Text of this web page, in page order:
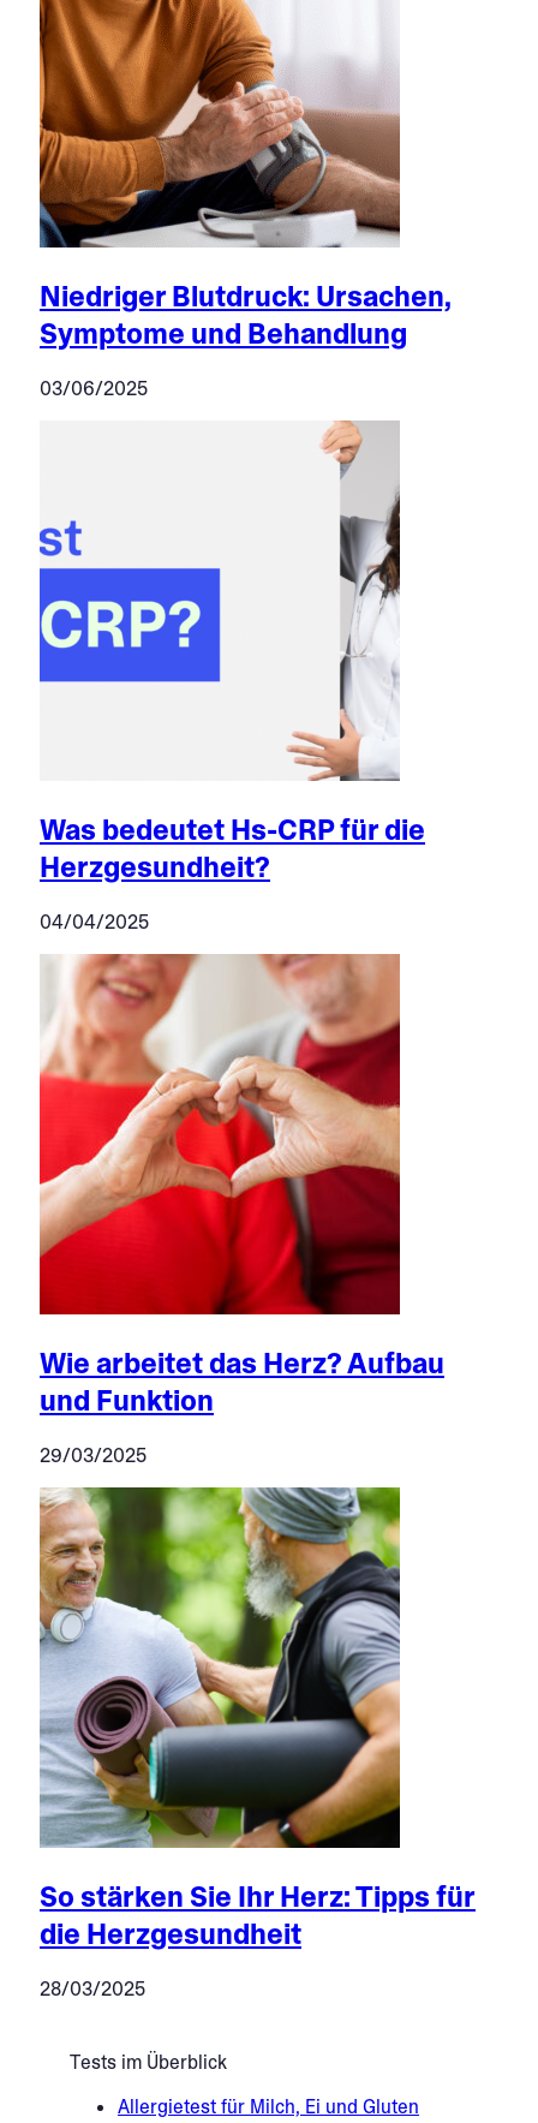
Niedriger Blutdruck: Ursachen,
Symptome und Behandlung
03/06/2025
Was bedeutet Hs-CRP für die
Herzgesundheit?
04/04/2025
Wie arbeitet das Herz? Aufbau
und Funktion
29/03/2025
So stärken Sie Ihr Herz: Tipps für
die Herzgesundheit
28/03/2025
Tests im Überblick
Allergietest für Milch, Ei und Gluten